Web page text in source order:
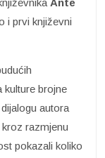
Ante
i prvi književni
kulture brojne
autora
razmjenu
pokazali koliko